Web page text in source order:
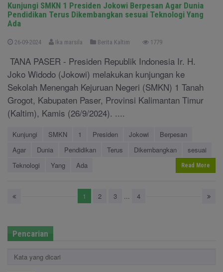
Kunjungi SMKN 1 Presiden Jokowi Berpesan Agar Dunia
Pendidikan Terus Dikembangkan sesuai Teknologi Yang
Ada
26-09-2024 Ika marsila Berita Kaltim 1779
TANA PASER - Presiden Republik Indonesia Ir. H.
Joko Widodo (Jokowi) melakukan kunjungan ke
Sekolah Menengah Kejuruan Negeri (SMKN) 1 Tanah
Grogot, Kabupaten Paser, Provinsi Kalimantan Timur
(Kaltim), Kamis (26/9/2024). ....
Kunjungi SMKN 1 Presiden Jokowi
Berpesan
Agar
Dunia Pendidikan Terus Dikembangkan
sesuai
Teknologi
Yang Ada Read More
1 2 3 ... 4
Pencarian